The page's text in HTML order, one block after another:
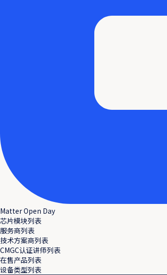
Matter Open Day
芯片模块列表
服务商列表
技术方案商列表
CMGC认证讲师列表
在售产品列表
设备类型列表